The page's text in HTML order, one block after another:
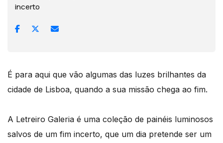
incerto
É para aqui que vão algumas das luzes brilhantes da
cidade de Lisboa, quando a sua missão chega ao fim.
A Letreiro Galeria é uma coleção de painéis luminosos
salvos de um fim incerto, que um dia pretende ser um